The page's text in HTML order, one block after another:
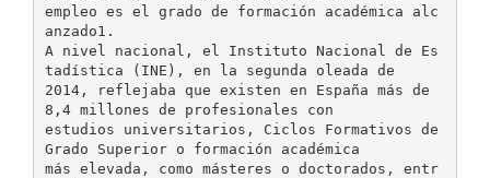
empleo es el grado de formación académica alc
anzado1.
A nivel nacional, el Instituto Nacional de Es
tadística (INE), en la segunda oleada de
2014, reflejaba que existen en España más de
8,4 millones de profesionales con
estudios universitarios, Ciclos Formativos de
Grado Superior o formación académica
más elevada, como másteres o doctorados, entr